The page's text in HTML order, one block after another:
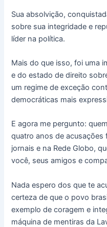
Sua absolvição,
sobre sua integridade e
líder na política.
Mais do que isso, foi uma
e do estado de direito
um regime de exceção
democráticas mais
E agora me pergunto:
quatro anos de
jornais e na Rede Globo,
você, seus amigos e
Nada espero dos que te
certeza de que o povo
exemplo de coragem e
máquina de mentiras da